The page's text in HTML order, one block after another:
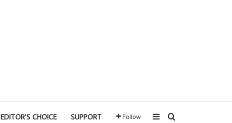
EDITOR’S CHOICE SUPPORT Follow SidebarSearch for